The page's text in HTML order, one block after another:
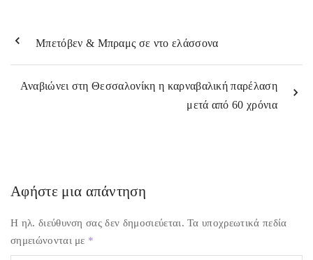
Μπετόβεν & Μπραμς σε ντο ελάσσονα
Αναβιώνει στη Θεσσαλονίκη η καρναβαλική παρέλαση
μετά από 60 χρόνια
Αφήστε μια απάντηση
Η ηλ. διεύθυνση σας δεν δημοσιεύεται. Τα υποχρεωτικά πεδία
σημειώνονται με *